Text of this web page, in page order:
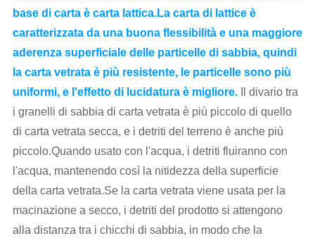
base di carta è carta lattica.La carta di lattice è
caratterizzata da una buona flessibilità e una maggiore
aderenza superficiale delle particelle di sabbia, quindi
la carta vetrata è più resistente, le particelle sono più
uniformi, e l'effetto di lucidatura è migliore.Il divario tra
i granelli di sabbia di carta vetrata è più piccolo di quello
di carta vetrata secca, e i detriti del terreno è anche più
piccolo.Quando usato con l'acqua, i detriti fluiranno con
l'acqua, mantenendo così la nitidezza della superficie
della carta vetrata.Se la carta vetrata viene usata per la
macinazione a secco, i detriti del prodotto si attengono
alla distanza tra i chicchi di sabbia, in modo che la